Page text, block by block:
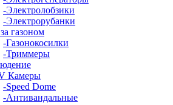
-Электролобзики
-Электрорубанки
газоном
-Газонокосилки
-Триммеры
Камеры
-Speed Dome
-Антивандальные